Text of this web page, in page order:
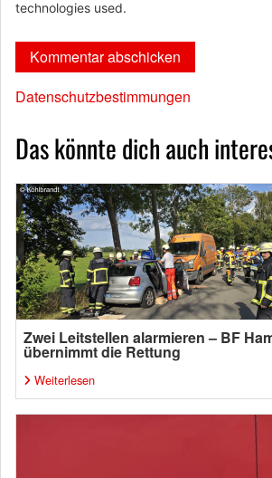
technologies used.
Datenschutzbestimmungen
Das könnte dich auch
Zwei Leitstellen alarmieren – BF
übernimmt die Rettung
Weiterlesen